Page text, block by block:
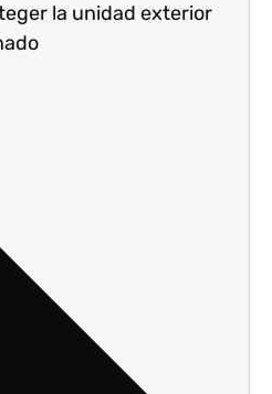
la unidad exterior